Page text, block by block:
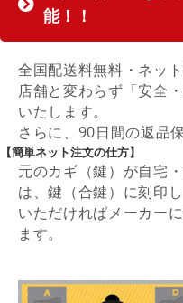
能！！
全国配送料無料・ネッ
店舗と変わらず「安全
いたします。
さらに、90日間の返品
【簡単ネット注文の仕方】
元のカギ（鍵）が自宅
は、鍵（合鍵）に刻印
いただければメーカー
ます。